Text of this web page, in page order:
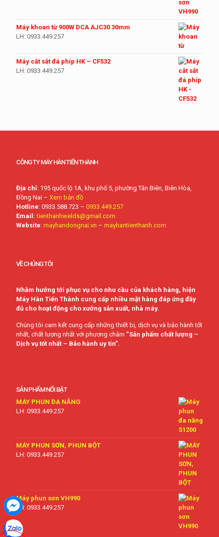
Máy khoan từ 900W DCA AJC30 30mm
LH: 0933.449.257
Máy cắt sắt đá phíp HK – CF532
LH: 0933.449.257
CÔNG TY MÁY HÀN TIẾN THÀNH
Địa chỉ: 195 quốc lộ 1A, khu phố 5, phường Tân Biên, Biên Hòa,
Đồng Nai – Xem bản đồ
Hotline: 0933.588.723 – 0933.449.257
Email: tienthanhwelds@gmail.com
Website: mayhandongnai.vn – mayhantienthanh.com
VỀ CHÚNG TÔI
Nhằm hướng tới phục vụ cho nhu cầu của khách hàng, hiện
Máy Hàn Tiến Thành cung cấp nhiều mặt hàng đáp ứng đầy
đủ cho hoạt động cho xưởng sản xuất, nhà máy.
Chúng tôi cam kết cung cấp những thiết bị, dịch vụ và bảo hành tốt
nhất, chất lượng nhất với phương châm “Sản phẩm chất lượng –
Dịch vụ tốt nhất – Bảo hành uy tín”.
SẢN PHẨM NỔI BẬT
MÁY PHUN ĐA NĂNG
LH: 0933.449.257
MÁY PHUN SƠN, PHUN BỘT
LH: 0933.449.257
Máy phun sơn VH990
LH: 0933.449.257